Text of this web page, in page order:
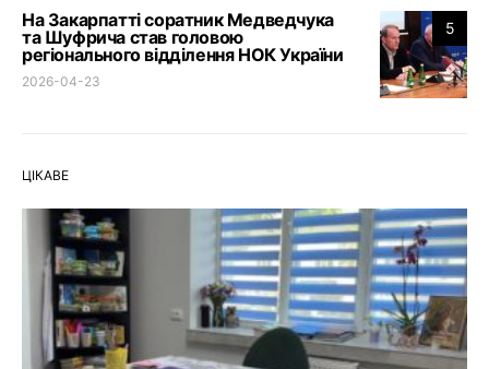
5
На Закарпатті соратник Медведчука
та Шуфрича став головою
регіонального відділення НОК України
2026-04-23
ЦІКАВЕ